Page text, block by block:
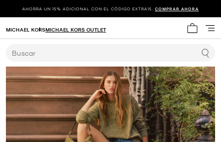
AHORRA UN 15% ADICIONAL CON EL CÓDIGO EXTRA15. COMPRAR AHORA
Mi
MICHAEL KORSMICHAEL KORS OUTLET
Buscar